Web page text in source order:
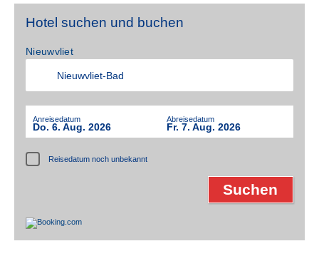
Hotel suchen und buchen
Nieuwvliet
Anreisedatum
Do. 6. Aug. 2026
Abreisedatum
Fr. 7. Aug. 2026
Reisedatum noch unbekannt